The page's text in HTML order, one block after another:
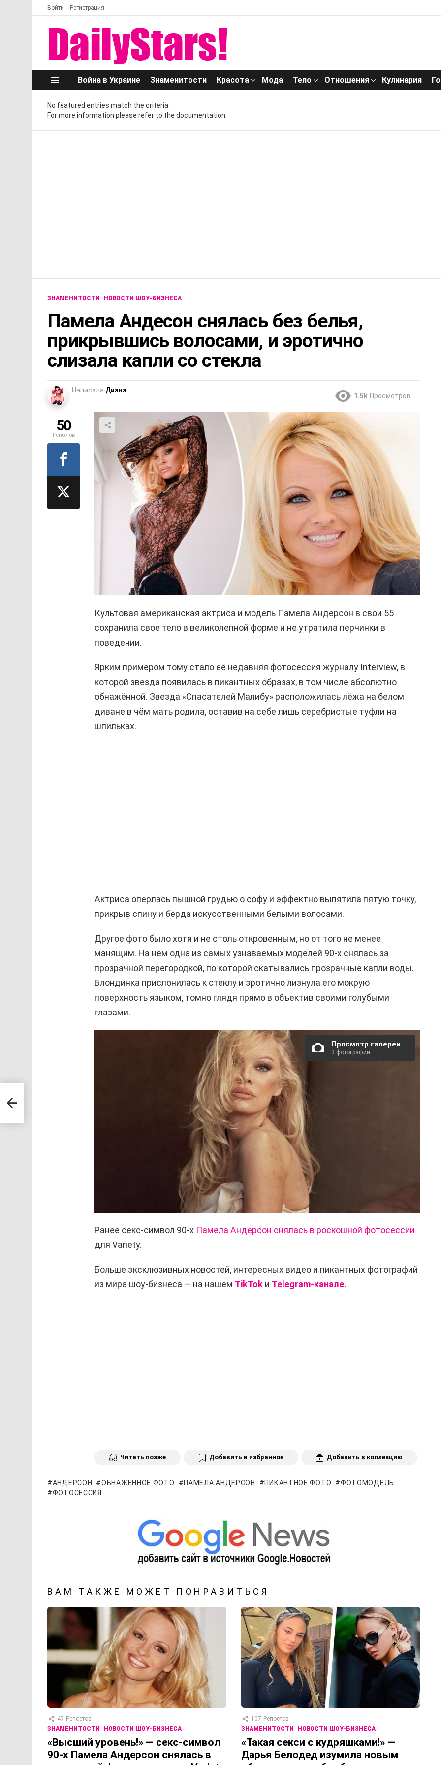
Войти Регистрация
Меню
Война в Украине Знаменитости Красота Мода Тело Отношения Кулинария
No featured entries match the criteria.
For more information please refer to the documentation.
ЗНАМЕНИТОСТИ НОВОСТИ ШОУ-БИЗНЕСА
Памела Андесон снялась без белья,
прикрывшись волосами, и эротично
слизала капли со стекла
Написала Диана
1.5k Просмотров
Культовая американская актриса и модель Памела Андерсон в свои 55
сохранила свое тело в великолепной форме и не утратила перчинки в
поведении.
Ярким примером тому стало её недавняя фотосессия журналу Interview, в
которой звезда появилась в пикантных образах, в том числе абсолютно
обнажённой. Звезда «Спасателей Малибу» расположилась лёжа на белом
диване в чём мать родила, оставив на себе лишь серебристые туфли на
шпильках.
Актриса оперлась пышной грудью о софу и эффектно выпятила пятую точку,
прикрыв спину и бёрда искусственными белыми волосами.
Другое фото было хотя и не столь откровенным, но от того не менее
манящим. На нём одна из самых узнаваемых моделей 90-х снялась за
прозрачной перегородкой, по которой скатывались прозрачные капли воды.
Блондинка прислонилась к стеклу и эротично лизнула его мокрую
поверхность языком, томно глядя прямо в объектив своими голубыми
глазами.
Просмотр галереи
3 фотографий
Ранее секс-символ 90-х Памела Андерсон снялась в роскошной фотосессии
для Variety.
Больше эксклюзивных новостей, интересных видео и пикантных фотографий
из мира шоу-бизнеса — на нашем TikTok и Telegram-канале.
Читать позже Добавить в избранное Добавить в коллекцию
50
Репостов
АНДЕРСОН ОБНАЖЁННОЕ ФОТО ПАМЕЛА АНДЕРСОН ПИКАНТНОЕ ФОТО
ФОТОМОДЕЛЬ
ФОТОСЕССИЯ
ВАМ ТАКЖЕ МОЖЕТ ПОНРАВИТЬСЯ
47 Репостов
ЗНАМЕНИТОСТИ
НОВОСТИ ШОУ-БИЗНЕСА
«Высший уровень!» — секс-символ
90-х Памела Андерсон снялась в
107 Репостов
ЗНАМЕНИТОСТИ
НОВОСТИ ШОУ-БИЗНЕСА
«Такая секси с кудряшками!» —
Дарья Белодед изумила новым
его